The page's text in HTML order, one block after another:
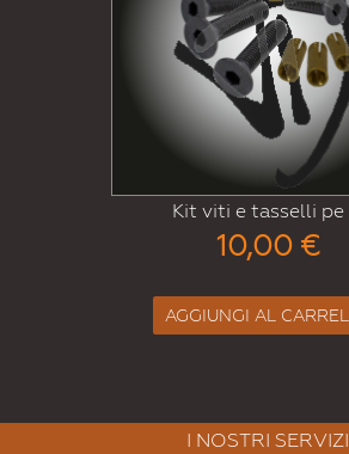
Kit viti e tasselli pe ...
10,00 €
AGGIUNGI AL CARRELLO
I NOSTRI SERVIZI